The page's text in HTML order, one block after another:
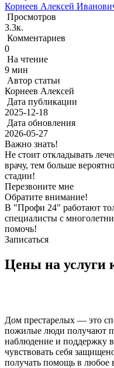
Корнеев Алексей
Просмотров
3.3к.
Комментариев
0
На чтение
9 мин
Автор статьи
Корнеев Алексей
Дата публикации
2025-12-18
Дата обновления
2026-05-27
Важно знать!
Не стоит откладывать
врачу, тем больше
стадии!
Перезвоните мне
Обратите внимание!
В "Профи 24" работают
специалисты с
помочь!
Записаться
Цены на услуги
Дом престарелых — это
пожилые люди получают
наблюдение и поддержку
чувствовать себя
получать помощь в любое